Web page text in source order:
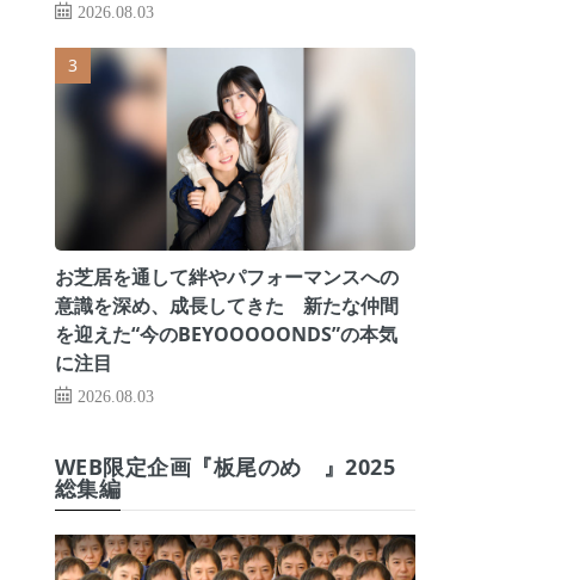
2026.08.03
お芝居を通して絆やパフォーマンスへの
意識を深め、成長してきた 新たな仲間
を迎えた“今のBEYOOOOONDS”の本気
に注目
2026.08.03
WEB限定企画『板尾のめ゙』2025
総集編